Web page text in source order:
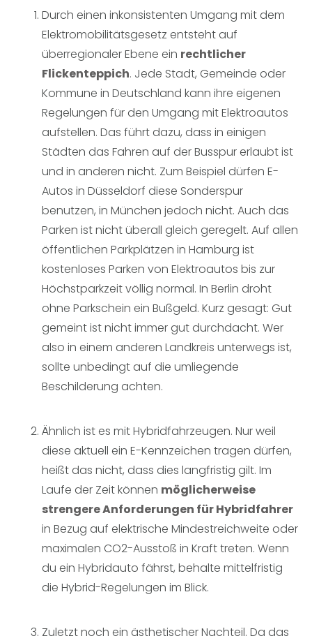
Durch einen inkonsistenten Umgang mit dem
Elektromobilitätsgesetz entsteht auf
überregionaler Ebene ein rechtlicher
Flickenteppich. Jede Stadt, Gemeinde oder
Kommune in Deutschland kann ihre eigenen
Regelungen für den Umgang mit Elektroautos
aufstellen. Das führt dazu, dass in einigen
Städten das Fahren auf der Busspur erlaubt ist
und in anderen nicht. Zum Beispiel dürfen E-
Autos in Düsseldorf diese Sonderspur
benutzen, in München jedoch nicht. Auch das
Parken ist nicht überall gleich geregelt. Auf allen
öffentlichen Parkplätzen in Hamburg ist
kostenloses Parken von Elektroautos bis zur
Höchstparkzeit völlig normal. In Berlin droht
ohne Parkschein ein Bußgeld. Kurz gesagt: Gut
gemeint ist nicht immer gut durchdacht. Wer
also in einem anderen Landkreis unterwegs ist,
sollte unbedingt auf die umliegende
Beschilderung achten.
Ähnlich ist es mit Hybridfahrzeugen. Nur weil
diese aktuell ein E-Kennzeichen tragen dürfen,
heißt das nicht, dass dies langfristig gilt. Im
Laufe der Zeit können möglicherweise
strengere Anforderungen für Hybridfahrer
in Bezug auf elektrische Mindestreichweite oder
maximalen CO2-Ausstoß in Kraft treten. Wenn
du ein Hybridauto fährst, behalte mittelfristig
die Hybrid-Regelungen im Blick.
Zuletzt noch ein ästhetischer Nachteil. Da das